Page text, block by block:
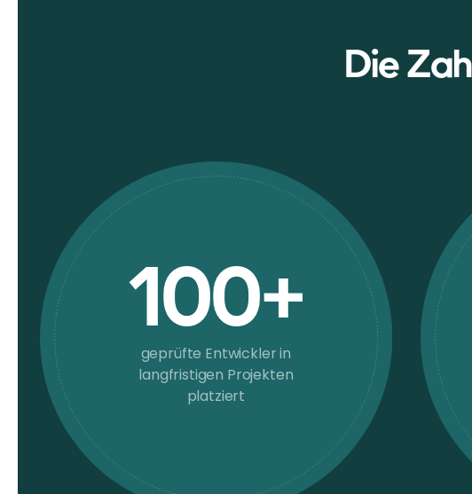
Die
100+
geprüfte Entwickler in
langfristigen Projekten
platziert